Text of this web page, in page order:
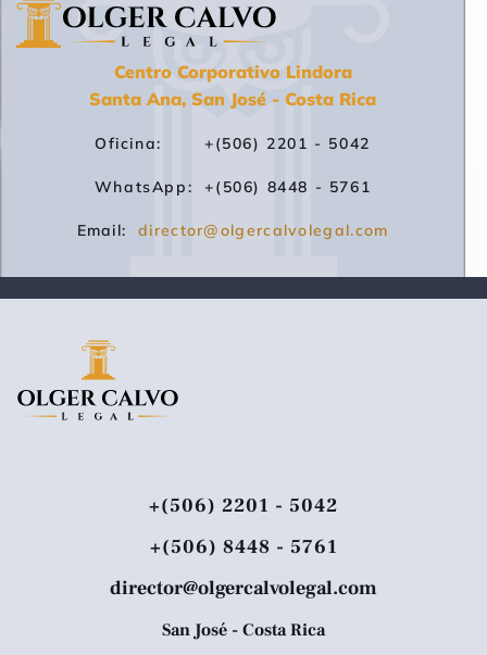
Centro Corporativo Lindora
Santa Ana, San José - Costa Rica
Oficina: +(506) 2201 - 5042
WhatsApp: +(506) 8448 - 5761
Email: director@olgercalvolegal.com
+(506) 2201 - 5042
+(506) 8448 - 5761
director@olgercalvolegal.com
San José - Costa Rica